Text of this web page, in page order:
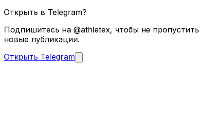
Открыть в Telegram?
Подпишитесь на @athletex, чтобы не пропустить
новые публикации.
Открыть Telegram